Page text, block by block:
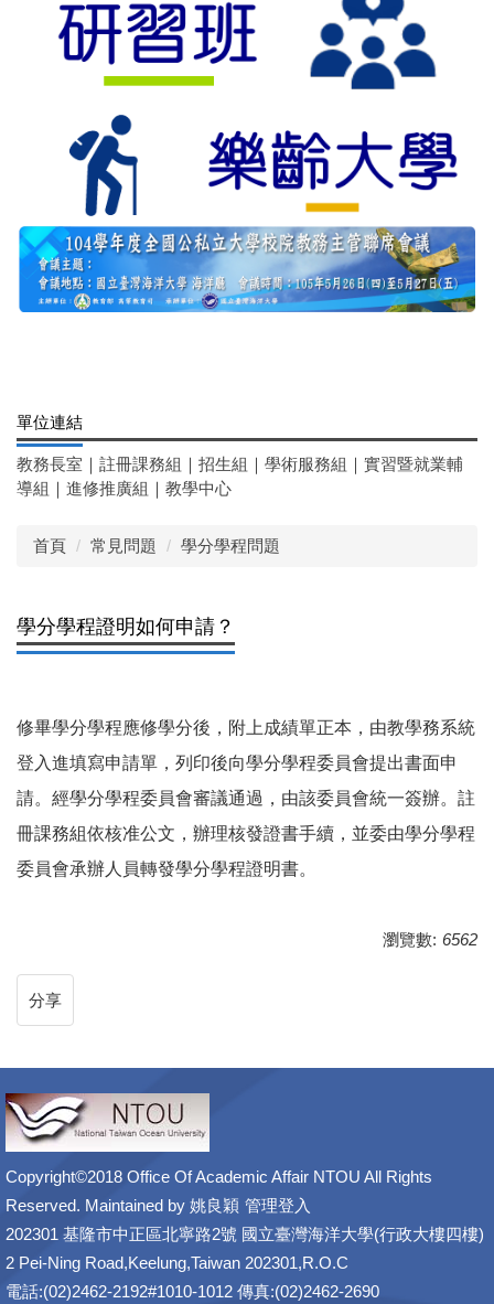
單位連結
教務長室 ｜ 註冊課務組 ｜ 招生組 ｜ 學術服務組 ｜ 實習暨就業輔
導組 ｜ 進修推廣組 ｜ 教學中心
首頁 常見問題 學分學程問題
學分學程證明如何申請？
修畢學分學程應修學分後，附上成績單正本，由教學務系統
登入進填寫申請單，列印後向學分學程委員會提出書面申
請。經學分學程委員會審議通過，由該委員會統一簽辦。註
冊課務組依核准公文，辦理核發證書手續，並委由學分學程
委員會承辦人員轉發學分學程證明書。
瀏覽數: 6562
分享
Copyright©2018 Office Of Academic Affair NTOU All Rights
Reserved. Maintained by 姚良穎 管理登入
202301 基隆市中正區北寧路2號 國立臺灣海洋大學(行政大樓四樓)
2 Pei-Ning Road,Keelung,Taiwan 202301,R.O.C
電話:(02)2462-2192#1010-1012 傳真:(02)2462-2690